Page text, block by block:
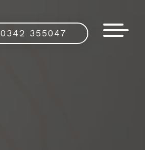
0342 355047